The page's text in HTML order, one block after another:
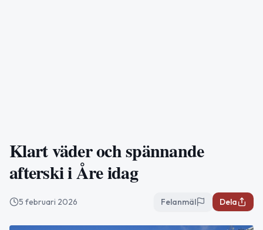
Klart väder och spännande
afterski i Åre idag
5 februari 2026 Felanmäl Dela